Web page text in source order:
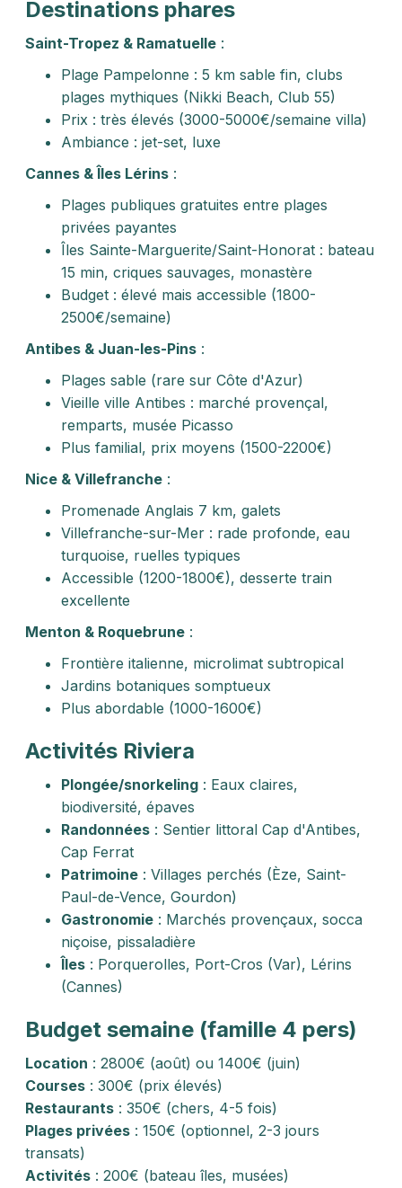
Destinations phares
Saint-Tropez & Ramatuelle :
Plage Pampelonne : 5 km sable fin, clubs
plages mythiques (Nikki Beach, Club 55)
Prix : très élevés (3000-5000€/semaine villa)
Ambiance : jet-set, luxe
Cannes & Îles Lérins :
Plages publiques gratuites entre plages
privées payantes
Îles Sainte-Marguerite/Saint-Honorat : bateau
15 min, criques sauvages, monastère
Budget : élevé mais accessible (1800-
2500€/semaine)
Antibes & Juan-les-Pins :
Plages sable (rare sur Côte d'Azur)
Vieille ville Antibes : marché provençal,
remparts, musée Picasso
Plus familial, prix moyens (1500-2200€)
Nice & Villefranche :
Promenade Anglais 7 km, galets
Villefranche-sur-Mer : rade profonde, eau
turquoise, ruelles typiques
Accessible (1200-1800€), desserte train
excellente
Menton & Roquebrune :
Frontière italienne, microlimat subtropical
Jardins botaniques somptueux
Plus abordable (1000-1600€)
Activités Riviera
Plongée/snorkeling : Eaux claires,
biodiversité, épaves
Randonnées : Sentier littoral Cap d'Antibes,
Cap Ferrat
Patrimoine : Villages perchés (Èze, Saint-
Paul-de-Vence, Gourdon)
Gastronomie : Marchés provençaux, socca
niçoise, pissaladière
Îles : Porquerolles, Port-Cros (Var), Lérins
(Cannes)
Budget semaine (famille 4 pers)
Location : 2800€ (août) ou 1400€ (juin)
Courses : 300€ (prix élevés)
Restaurants : 350€ (chers, 4-5 fois)
Plages privées : 150€ (optionnel, 2-3 jours
transats)
Activités : 200€ (bateau îles, musées)